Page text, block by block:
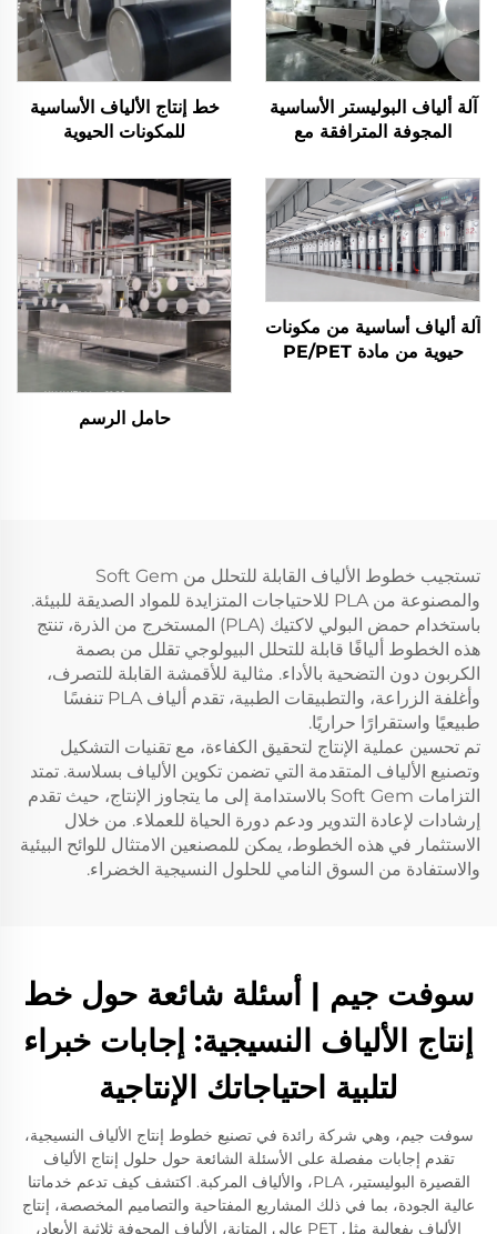
آلة ألياف البوليستر الأساسية
المجوفة المترافقة مع
خط إنتاج الألياف الأساسية
للمكونات الحيوية
آلة ألياف أساسية من مكونات
حيوية من مادة PE/PET
حامل الرسم
تستجيب خطوط الألياف القابلة للتحلل من Soft Gem
والمصنوعة من PLA للاحتياجات المتزايدة للمواد الصديقة للبيئة.
باستخدام حمض البولي لاكتيك (PLA) المستخرج من الذرة، تنتج
هذه الخطوط أليافًا قابلة للتحلل البيولوجي تقلل من بصمة
الكربون دون التضحية بالأداء. مثالية للأقمشة القابلة للتصرف،
وأغلفة الزراعة، والتطبيقات الطبية، تقدم ألياف PLA تنفسًا
طبيعيًا واستقرارًا حراريًا.
تم تحسين عملية الإنتاج لتحقيق الكفاءة، مع تقنيات التشكيل
وتصنيع الألياف المتقدمة التي تضمن تكوين الألياف بسلاسة. تمتد
التزامات Soft Gem بالاستدامة إلى ما يتجاوز الإنتاج، حيث تقدم
إرشادات لإعادة التدوير ودعم دورة الحياة للعملاء. من خلال
الاستثمار في هذه الخطوط، يمكن للمصنعين الامتثال للوائح البيئية
والاستفادة من السوق النامي للحلول النسيجية الخضراء.
سوفت جيم | أسئلة شائعة حول خط
إنتاج الألياف النسيجية: إجابات خبراء
لتلبية احتياجاتك الإنتاجية
سوفت جيم، وهي شركة رائدة في تصنيع خطوط إنتاج الألياف النسيجية،
تقدم إجابات مفصلة على الأسئلة الشائعة حول حلول إنتاج الألياف
القصيرة البوليستير، PLA، والألياف المركبة. اكتشف كيف تدعم خدماتنا
عالية الجودة، بما في ذلك المشاريع المفتاحية والتصاميم المخصصة، إنتاج
الألياف بفعالية مثل PET عالي المتانة، الألياف المجوفة ثلاثية الأبعاد،